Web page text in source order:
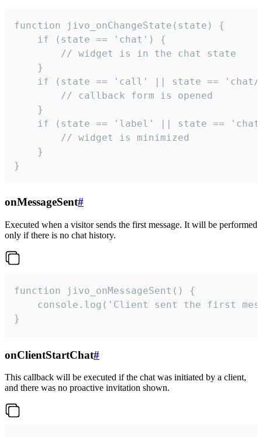
function jivo_onChangeState(state) {
    if (state == 'chat') {
        // widget is in the chat state
    }
if (state == 'call' || state ==
        // callback form is opened
    }
if (state == 'label' || state ==
        // widget is minimized
    }
}
onMessageSent#
Executed when a visitor sends the first message. It will be performed
only if there is no chat history.
function jivo_onMessageSent() {
console.log('Client sent the first
}
onClientStartChat#
This callback will be executed if the chat was initiated by a client,
and there was no proactive invitation shown.